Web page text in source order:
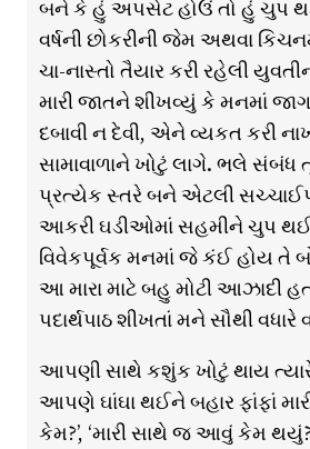
બને કે હું અપસેટ હોઉં તો હું ચુપ
વર્ષની છોકરીની જેમ અથવા
ચા-નાસ્તો તૈયાર કરી રહેલી
મારી જાતને શીખવ્યું કે મનમાં
દબાવી ન દેવી, એને વ્યકત કરી
સામાવાળાને ખોટું લાગે. ભલે સંબંધ
પ્રત્યેક સ્તરે બને એટલી
આકરી ઘડીઓમાં સહમીને ચુપ
વિવેકપૂર્વક મનમાં જે કંઈ હોય તે
આ મારા માટે બહુ મોટી આઝાદી
પદાર્થપાઠ શીખતાં મને સૌથી વધારે
આપણી સાથે કશુંક ખોટું થાય
આપણે ઘાંઘા થઈને બહાર ફાંફાં
કેમ?’, ‘મારી સાથે જ આવું કેમ